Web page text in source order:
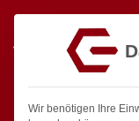
Wir benötigen Ihre